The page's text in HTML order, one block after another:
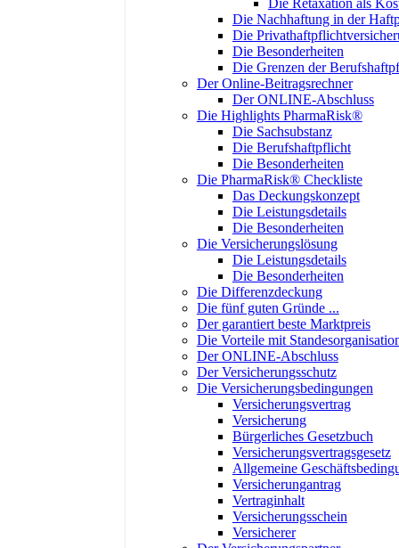
Die Retaxation als
Die Nachhaftung in der
Die
Die Besonderheiten
Die Grenzen der
Der Online-Beitragsrechner
Der ONLINE-Abschluss
Die Highlights PharmaRisk®
Die Sachsubstanz
Die Berufshaftpflicht
Die Besonderheiten
Die PharmaRisk® Checkliste
Das Deckungskonzept
Die Leistungsdetails
Die Besonderheiten
Die Versicherungslösung
Die Leistungsdetails
Die Besonderheiten
Die Differenzdeckung
Die fünf guten Gründe ...
Der garantiert beste Marktpreis
Die Vorteile mit
Der ONLINE-Abschluss
Der Versicherungsschutz
Die Versicherungsbedingungen
Versicherungsvertrag
Versicherung
Bürgerliches Gesetzbuch
Versicherungsvertragsgesetz
Allgemeine
Versicherungantrag
Vertraginhalt
Versicherungsschein
Versicherer